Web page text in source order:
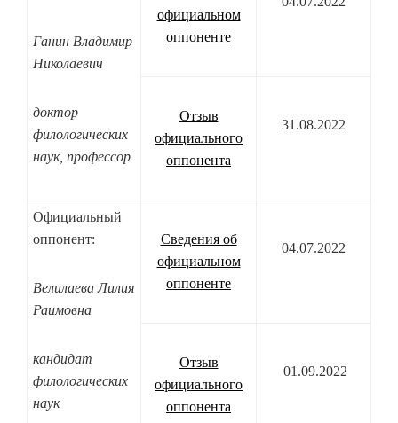
Ганин Владимир
Николаевич
доктор
филологических
наук, профессор
официальном
оппоненте
Отзыв
официального
оппонента
31.08.2022
Официальный
оппонент:
Велилаева Лилия
Раимовна
кандидат
филологических
наук
Сведения об
официальном
оппоненте
04.07.2022
Отзыв
официального
оппонента
01.09.2022